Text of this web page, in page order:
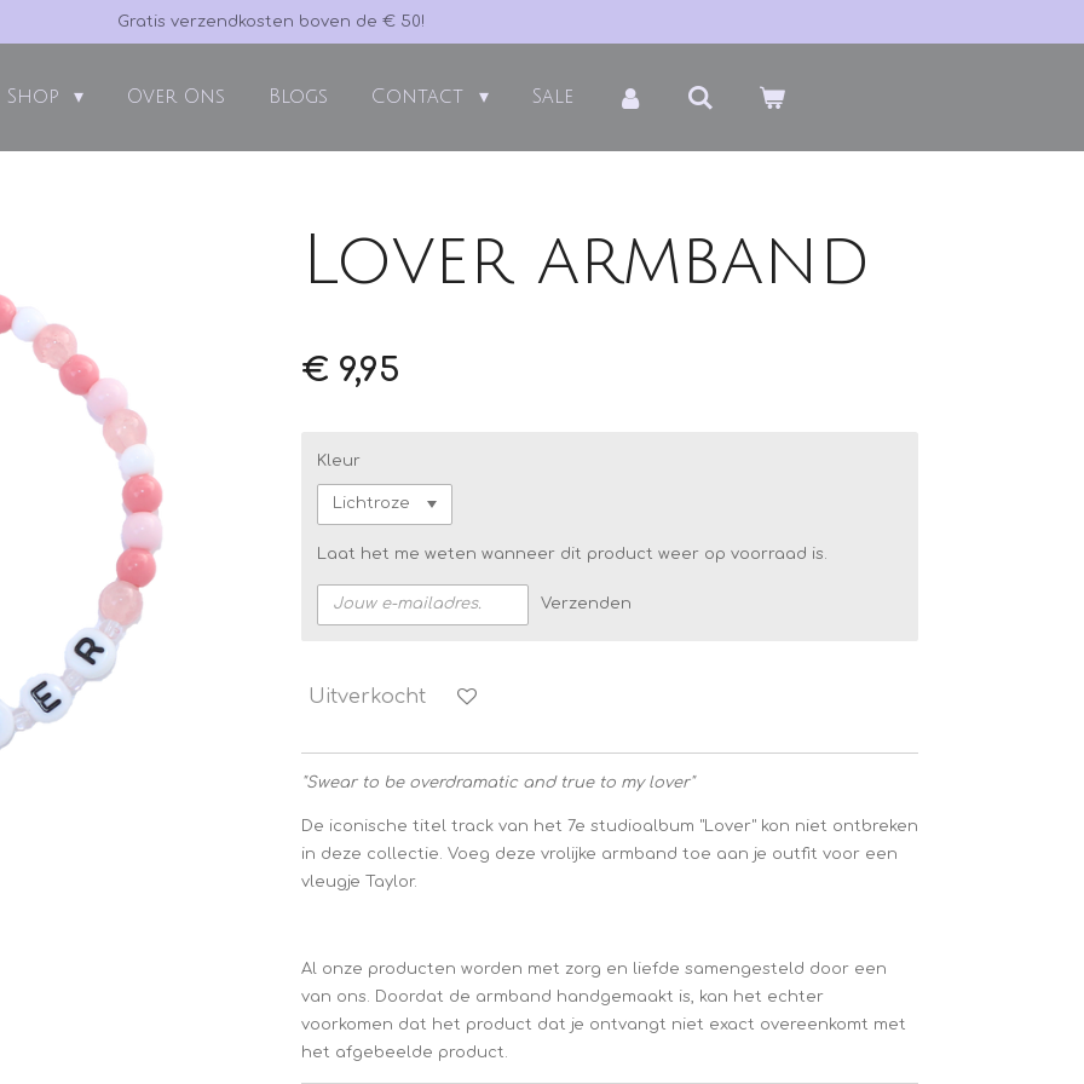
Gratis verzendkosten boven de € 50!
Shop Over Ons Blogs Contact Sale
Lover armband
€ 9,95
Kleur
Laat het me weten wanneer dit product weer op voorraad is.
Verzenden
Uitverkocht
"Swear to be overdramatic and true to my lover"
De iconische titel track van het 7e studioalbum "Lover" kon niet ontbreken
in deze collectie. Voeg deze vrolijke armband toe aan je outfit voor een
vleugje Taylor.
Al onze producten worden met zorg en liefde samengesteld door een
van ons. Doordat de armband handgemaakt is, kan het echter
voorkomen dat het product dat je ontvangt niet exact overeenkomt met
het afgebeelde product.